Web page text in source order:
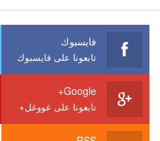
فايسبوك
تابعونا على فايسبوك
Google+
تابعونا على غووغل+